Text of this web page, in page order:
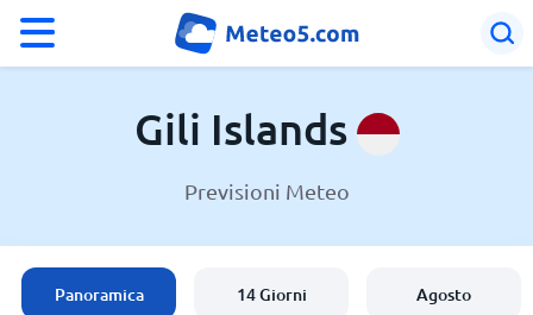
Indonesia
Gili Islands
Previsioni Meteo
Panoramica 14 Giorni Agosto